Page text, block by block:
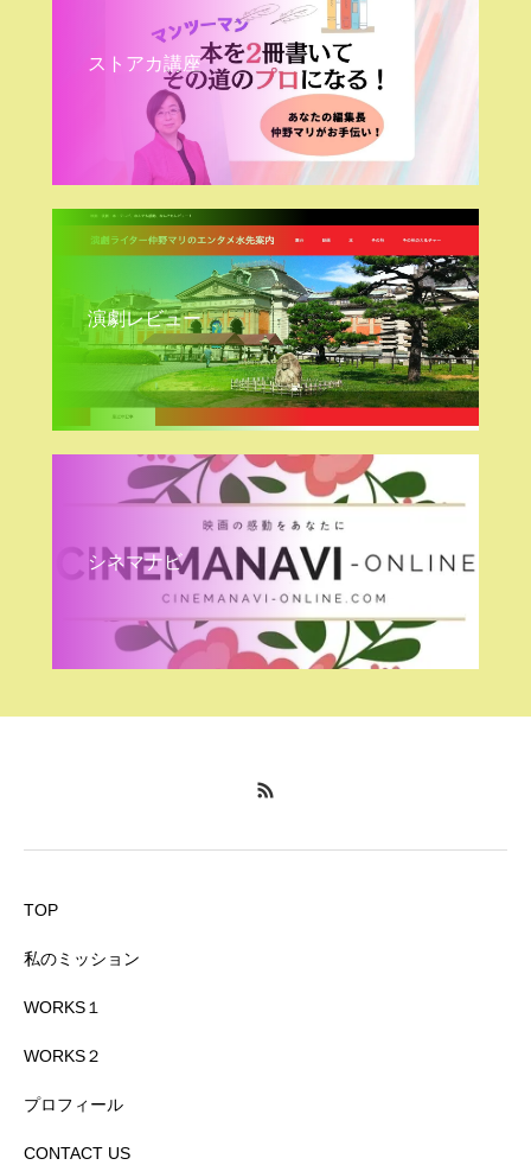
ストアカ講座
演劇レビュー
シネマナビ
TOP
私のミッション
WORKS１
WORKS２
プロフィール
CONTACT US